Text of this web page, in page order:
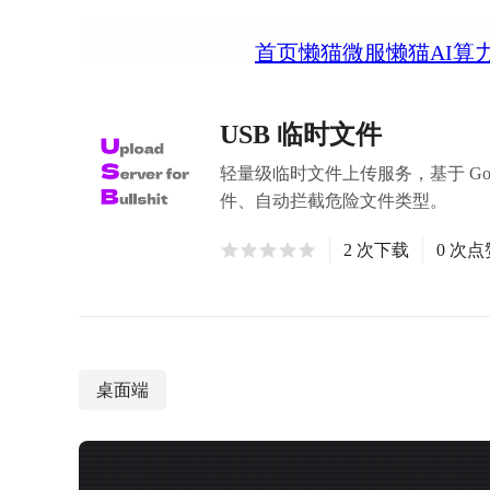
首页懒猫微服懒猫AI算
USB 临时文件
轻量级临时文件上传服务，基于
件、自动拦截危险文件类型。
2 次下载 0 次点
桌面端